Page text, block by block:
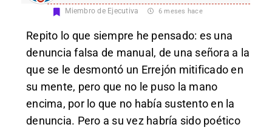
Miembro de Ejecutiva 6 meses hace
Repito lo que siempre he pensado: es una
denuncia falsa de manual, de una señora a la
que se le desmontó un Errejón mitificado en
su mente, pero que no le puso la mano
encima, por lo que no había sustento en la
denuncia. Pero a su vez habría sido poético